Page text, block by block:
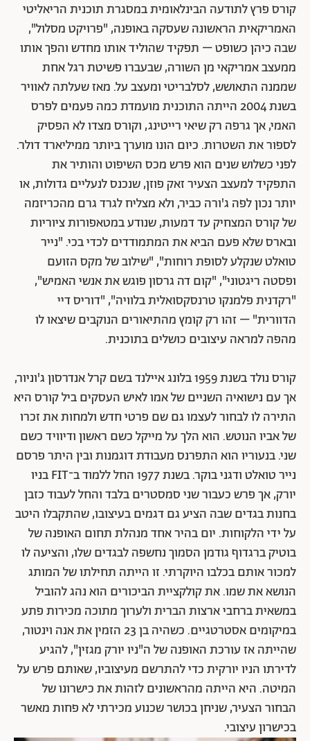
קורס פרץ לתודעה הבינלאומית במסגרת תוכנית הריאליטי
האמריקאית הראשונה שעסקה באופנה, "פרויקט מסלול",
שבה כיהן כשופט – תפקיד שהוליד אותו מחדש והפך אותו
ממעצב אמריקאי מן השורה, שבעברו פשיטת רגל אחת
שממנה התאושש, לסלבריטי ומעצב על. מאז שעלתה לאוויר
בשנת 2004 הייתה התוכנית מועמדת כמה פעמים לפרס
האמי, אך גרפה רק שיאי רייטינג, וקורס מצדו לא הפסיק
לספור את השטרות. כיום הונו מוערך ביותר ממיליארד דולר.
לפני כשלוש שנים הוא פרש מכס השיפוט והותיר את
התפקיד למעצב הצעיר זאק פוזן, שנכנס לנעליים גדולות, או
יותר נכון לפה ג'ורה כביר, ולא מצליח לגרד גרם מהכריזמה
של קורס המצחיק עד דמעות, שנודע במטאפורות ציוריות
ובארס שלא פעם הביא את המתמודדים לכדי בכי. "נייר
טואלט שנקלע לסופת רוחות", "שילוב של מקס הזועם
ופסטה ריגטוני", "קום דה גרסון פוגש את אנשי האמיש",
"רקדנית פלמנקו טרנסקסואלית בלוויה", "דוריס דיי
הדוורית" – זהו רק קומץ מהתיאורים הנוקבים שיצאו לו
מהפה למראה עיצובים כושלים בתוכנית.
קורס נולד בשנת 1959 בלונג איילנד בשם קרל אנדרסון ג'וניור,
אך עם נישואיה השניים של אמו לאיש העסקים ביל קורס היא
התירה לו לבחור לעצמו גם שם פרטי חדש ולמחות את זכרו
של אביו הנוטש. הוא הלך על מייקל כשם ראשון ודיוויד כשם
שני. בנעוריו הוא התפרנס מעבודת דוגמנות ובין היתר פרסם
נייר טואלט ודגני בוקר. בשנת 1977 החל ללמוד ב־FIT בניו
יורק, אך פרש כעבור שני סמסטרים בלבד והחל לעבוד כזבן
בחנות בגדים שבה הציע גם דגמים בעיצובו, שהתקבלו היטב
על ידי הלקוחות. יום בהיר אחד מנהלת תחום האופנה של
בוטיק ברגדוף גודמן הסמוך נחשפה לבגדים שלו, והציעה לו
למכור אותם בכלבו היוקרתי. זו הייתה תחילתו של המותג
הנושא את שמו. את קולקציית הביכורים הוא נהג להוביל
במשאית ברחבי ארצות הברית ולערוך מתוכה מכירות פתע
במיקומים אסטרטגיים. כשהיה בן 23 הזמין את אנה וינטור,
שהייתה אז עורכת האופנה של ה"ניו יורק מגזין", להגיע
לדירתו הניו יורקית כדי להתרשם מעיצוביו, שאותם פרש על
המיטה. היא הייתה מהראשונים לזהות את כישרונו של
הבחור הצעיר, שניחן בכושר שכנוע מכירתי לא פחות מאשר
בכישרון עיצובי.